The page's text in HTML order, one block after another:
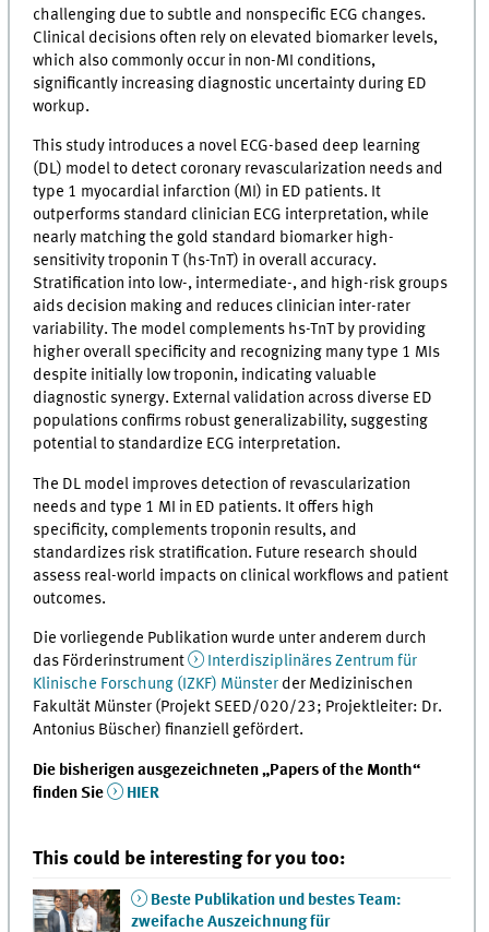
challenging due to subtle and nonspecific ECG changes.
Clinical decisions often rely on elevated biomarker levels,
which also commonly occur in non-MI conditions,
significantly increasing diagnostic uncertainty during ED
workup.
This study introduces a novel ECG-based deep learning
(DL) model to detect coronary revascularization needs and
type 1 myocardial infarction (MI) in ED patients. It
outperforms standard clinician ECG interpretation, while
nearly matching the gold standard biomarker high-
sensitivity troponin T (hs-TnT) in overall accuracy.
Stratification into low-, intermediate-, and high-risk groups
aids decision making and reduces clinician inter-rater
variability. The model complements hs-TnT by providing
higher overall specificity and recognizing many type 1 MIs
despite initially low troponin, indicating valuable
diagnostic synergy. External validation across diverse ED
populations confirms robust generalizability, suggesting
potential to standardize ECG interpretation.
The DL model improves detection of revascularization
needs and type 1 MI in ED patients. It offers high
specificity, complements troponin results, and
standardizes risk stratification. Future research should
assess real-world impacts on clinical workflows and patient
outcomes.
Die vorliegende Publikation wurde unter anderem durch
das Förderinstrument
Interdisziplinäres Zentrum für
Klinische Forschung (IZKF) Münster der Medizinischen
Fakultät Münster (Projekt SEED/020/23; Projektleiter: Dr.
Antonius Büscher) finanziell gefördert.
Die bisherigen ausgezeichneten „Papers of the Month“
finden Sie
HIER
This could be interesting for you too:
Beste Publikation und bestes Team:
zweifache Auszeichnung für